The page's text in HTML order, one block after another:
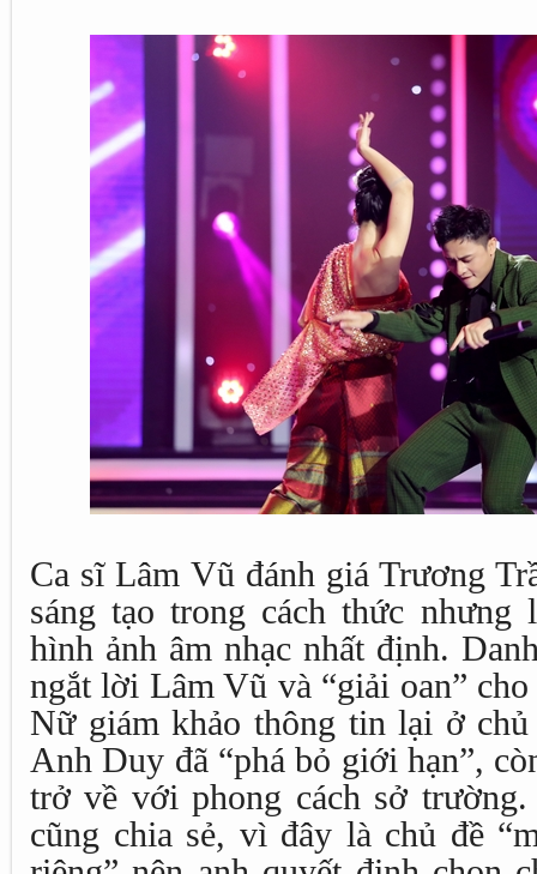
Ca sĩ Lâm Vũ đánh giá Trương
sáng tạo trong cách thức
hình ảnh âm nhạc nhất định.
ngắt lời Lâm Vũ và “giải oan”
Nữ giám khảo thông tin lại ở
Anh Duy đã “phá bỏ giới hạn”,
trở về với phong cách sở
cũng chia sẻ, vì đây là chủ đề